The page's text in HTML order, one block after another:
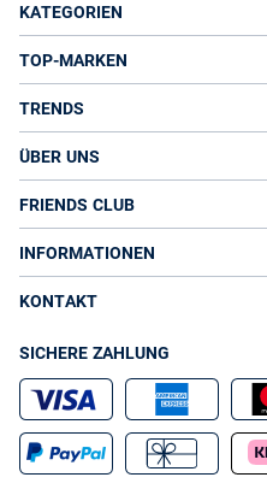
KATEGORIEN
TOP-MARKEN
TRENDS
ÜBER UNS
FRIENDS CLUB
INFORMATIONEN
KONTAKT
SICHERE ZAHLUNG